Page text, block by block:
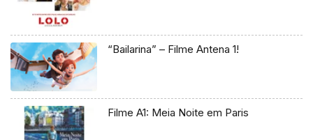
“Bailarina” – Filme Antena 1!
Filme A1: Meia Noite em Paris